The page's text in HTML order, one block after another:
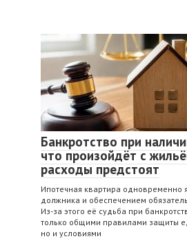
Банкротство при
что произойдёт с
расходы предстоят
Ипотечная квартира одновременно
должника и обеспечением
Из-за этого её судьба при
только общими правилами защиты
но и условиями